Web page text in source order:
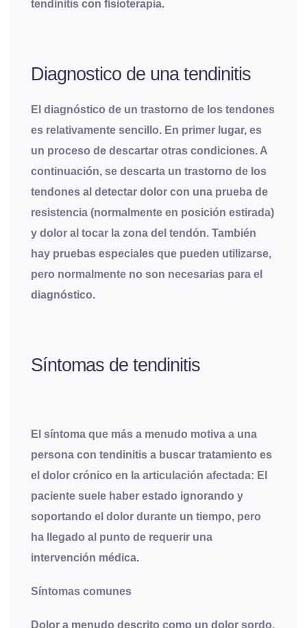
tendinitis con fisioterapia.
Diagnostico de una tendinitis
El diagnóstico de un trastorno de los tendones
es relativamente sencillo. En primer lugar, es
un proceso de descartar otras condiciones. A
continuación, se descarta un trastorno de los
tendones al detectar dolor con una prueba de
resistencia (normalmente en posición estirada)
y dolor al tocar la zona del tendón. También
hay pruebas especiales que pueden utilizarse,
pero normalmente no son necesarias para el
diagnóstico.
Síntomas de tendinitis
El síntoma que más a menudo motiva a una
persona con tendinitis a buscar tratamiento es
el dolor crónico en la articulación afectada: El
paciente suele haber estado ignorando y
soportando el dolor durante un tiempo, pero
ha llegado al punto de requerir una
intervención médica.
Síntomas comunes
Dolor a menudo descrito como un dolor sordo,